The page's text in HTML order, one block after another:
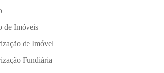
de Imóveis
de Imóvel
Fundiária